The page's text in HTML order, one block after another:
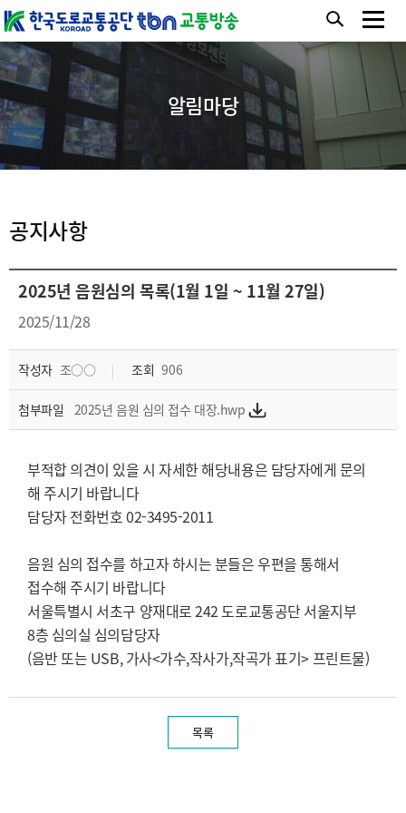
알림마당
공지사항
2025년 음원심의 목록(1월 1일 ~ 11월 27일)
2025/11/28
작성자 조○○ 조회 906
첨부파일 2025년 음원 심의 접수 대장.hwp
부적합 의견이 있을 시 자세한 해당내용은 담당자에게 문의
해 주시기 바랍니다
담당자 전화번호 02-3495-2011
음원 심의 접수를 하고자 하시는 분들은 우편을 통해서
접수해 주시기 바랍니다
서울특별시 서초구 양재대로 242 도로교통공단 서울지부
8층 심의실 심의담당자
(음반 또는 USB, 가사<가수,작사가,작곡가 표기> 프린트물)
목록